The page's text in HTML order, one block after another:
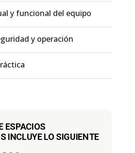
y funcional del equipo
y operación
ESPACIOS
INCLUYE LO SIGUIENTE